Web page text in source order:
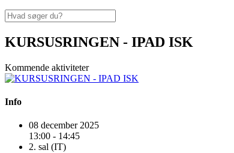
KURSUSRINGEN - IPAD ISK
Kommende aktiviteter
Info
08 december 2025
13:00 - 14:45
2. sal (IT)